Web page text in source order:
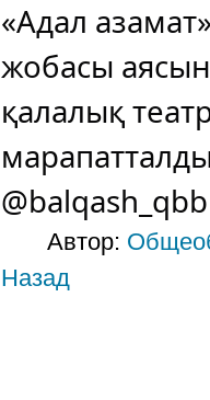
«Адал
жобасы
қалалық
Автор:
Назад